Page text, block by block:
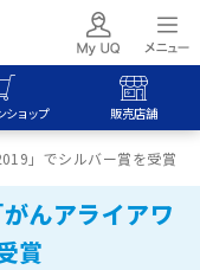
ショップ 販売店舗
」でシルバー賞を受賞
んアライアワ
賞